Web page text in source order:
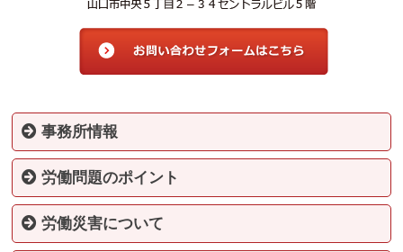
事務所情報
事務所案内
弁護士紹介
料金案内
解決実績
対応エリア
お問い合わせ
個人情報保護方針
サイトマップ
労働問題のポイント
労働問題のポイント
労働問題解決までの流れ
労基署と弁護士の違いについて
労働災害について